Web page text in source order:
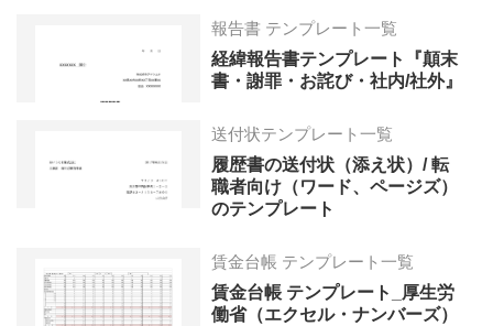
報告書 テンプレート一覧
経緯報告書テンプレート『顛末
書・謝罪・お詫び・社内/社外』
送付状テンプレート一覧
履歴書の送付状（添え状）/ 転
職者向け（ワード、ページズ）
のテンプレート
賃金台帳 テンプレート一覧
賃金台帳 テンプレート_厚生労
働省（エクセル・ナンバーズ）